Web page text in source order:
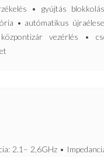
• gyújtás
• autómatikus
vezérlés •
2.1– 2,6GHz •